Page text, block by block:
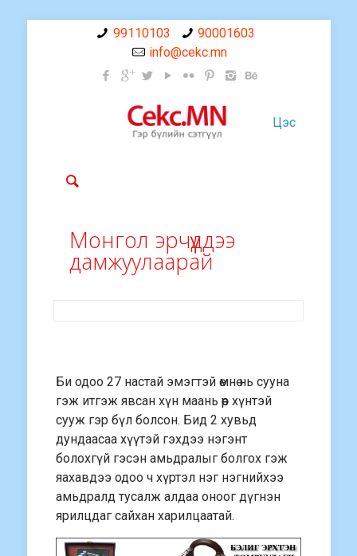
99110103
90001603
info@cekc.mn
Цэс
Монгол эрчүүддээ
дамжуулаарай
Би одоо 27 настай эмэгтэй өмнө нь сууна
гэж итгэж явсан хүн маань өөр хүнтэй
сууж гэр бүл болсон. Бид 2 хувьд
дундаасаа хүүтэй гэхдээ нэгэнт
болохгүй гэсэн амьдралыг болгох гэж
яахавдээ одоо ч хүртэл нэг нэгнийхээ
амьдралд тусалж алдаа оноог дүгнэн
ярилцдаг сайхан харилцаатай.